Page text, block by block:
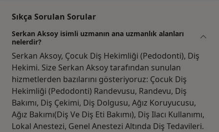
Sıkça Sorulan Sorular
Serkan Aksoy isimli uzmanın ana uzmanlık alanları
nelerdir?
Serkan Aksoy, Çocuk Diş Hekimliği (Pedodonti), Diş
Hekimi. Size Serkan Aksoy tarafından sunulan
hizmetlerden bazılarını gösteriyoruz: Çocuk Diş
Hekimliği (Pedodonti) Randevusu, Randevu, Diş
Bakımı, Diş Çekimi, Diş Dolgusu, Ağız Koruyucusu,
Ağız Bakımı(Diş Ve Diş Eti Bakımı), Diş Ilacı Kullanımı,
Lokal Anestezi, Genel Anestezi Altında Diş Tedavileri.